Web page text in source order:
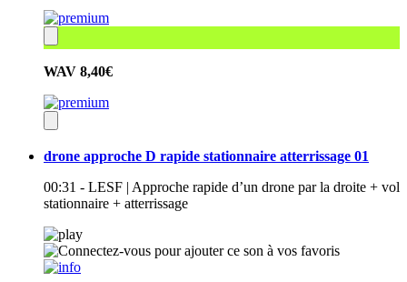
WAV 8,40€
drone approche D rapide stationnaire atterrissage 01
00:31 - LESF | Approche rapide d’un drone par la droite + vol
stationnaire + atterrissage